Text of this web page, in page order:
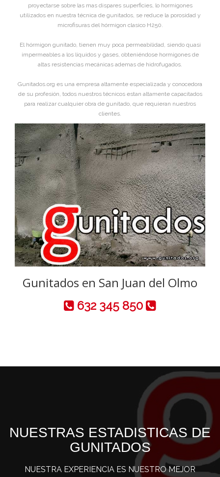
proyectarse sobre las mas dispares superficies, lo hormigones
utilizados en nuestra técnica de gunitados, se reduce la porosidad y
microfisuras del hórmigon clasico H250.
El hórmigon gunitado, tienen muy poca permeabilidad, siendo quasi
impermeables a los líquidos y gases, obteniéndose hormigones de
altas resistencias mecánicas ademas de hidrofugados.
Gunitados.org es una empresa altamente especializada y conocedora
de su profesión, todos nuestros técnicos estan altamente capacitados
para realizar cualquier obra de gunitado, que requieran nuestros
clientes.
Gunitados en San Juan del Olmo
632 345 850
NUESTRAS ESTADISTICAS DE
GUNITADOS
NUESTRA EXPERIENCIA ES NUESTRO MEJOR